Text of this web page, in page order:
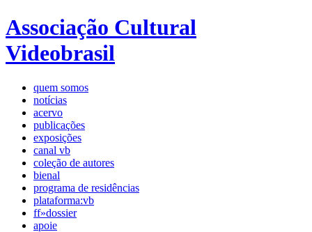
Associação Cultural
Videobrasil
quem somos
notícias
acervo
publicações
exposições
canal vb
coleção de autores
bienal
programa de residências
plataforma:vb
ff»dossier
apoie